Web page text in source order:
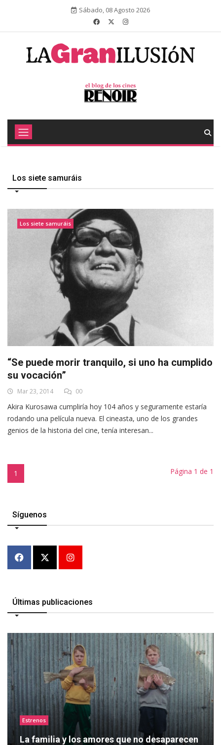
Sábado, 08 Agosto 2026
Los siete samuráis
Los siete samuráis
“Se puede morir tranquilo, si uno ha cumplido
su vocación”
Mar 23, 2014 00
Akira Kurosawa cumpliría hoy 104 años y seguramente estaría
rodando una película nueva. El cineasta, uno de los grandes
genios de la historia del cine, tenía interesan...
1 Página 1 de 1
Síguenos
Últimas publicaciones
Estrenos
La familia y los amores que no desaparecen